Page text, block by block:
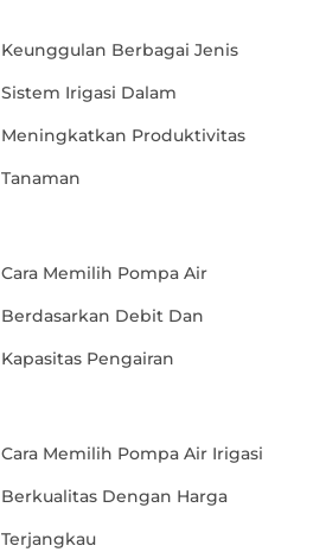
Keunggulan Berbagai Jenis
Sistem Irigasi Dalam
Meningkatkan Produktivitas
Tanaman
Cara Memilih Pompa Air
Berdasarkan Debit Dan
Kapasitas Pengairan
Cara Memilih Pompa Air Irigasi
Berkualitas Dengan Harga
Terjangkau